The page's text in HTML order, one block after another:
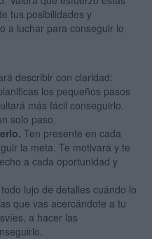
tus posibilidades y
a luchar para conseguir lo
describir con claridad:
los pequeños pasos
más fácil conseguirlo.
solo paso.
Ten presente en cada
la meta. Te motivará y te
a cada oportunidad y
lujo de detalles cuándo lo
que vas acercándote a tu
a hacer las